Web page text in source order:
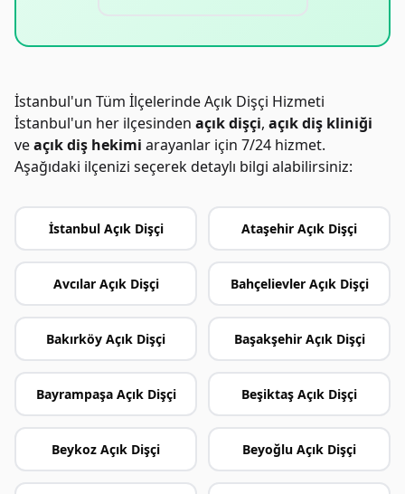
İstanbul'un Tüm İlçelerinde Açık Dişçi Hizmeti
İstanbul'un her ilçesinden açık dişçi, açık diş kliniği
veaçık diş hekimi arayanlar için 7/24 hizmet.
Aşağıdaki ilçenizi seçerek detaylı bilgi alabilirsiniz:
İstanbul Açık Dişçi Ataşehir Açık Dişçi
Avcılar Açık Dişçi Bahçelievler Açık Dişçi
Bakırköy Açık Dişçi Başakşehir Açık Dişçi
Bayrampaşa Açık Dişçi Beşiktaş Açık Dişçi
Beykoz Açık Dişçi Beyoğlu Açık Dişçi